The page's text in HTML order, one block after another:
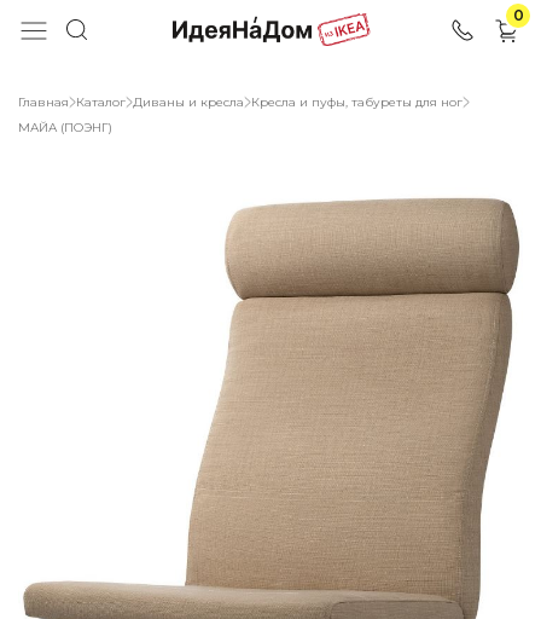
0
Главная Каталог Диваны и кресла
Кресла и пуфы, табуреты для ног
МАЙА (ПОЭНГ)